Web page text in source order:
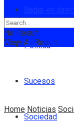
Política
Sucesos
Sociedad
No Result
View All Result
Home Noticias